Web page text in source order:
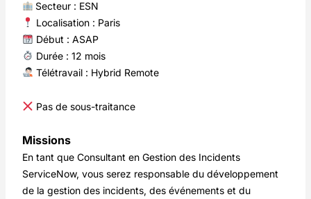
Secteur : ESN
Localisation : Paris
Début : ASAP
Durée : 12 mois
Télétravail : Hybrid Remote
Pas de sous-traitance
Missions
En tant que Consultant en Gestion des Incidents
ServiceNow, vous serez responsable du développement
de la gestion des incidents, des événements et du